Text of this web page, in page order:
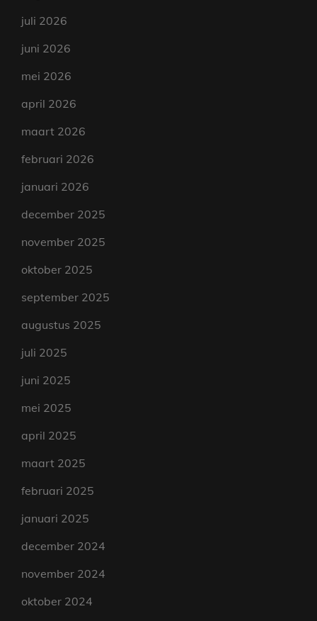
juli 2026
juni 2026
mei 2026
april 2026
maart 2026
februari 2026
januari 2026
december 2025
november 2025
oktober 2025
september 2025
augustus 2025
juli 2025
juni 2025
mei 2025
april 2025
maart 2025
februari 2025
januari 2025
december 2024
november 2024
oktober 2024